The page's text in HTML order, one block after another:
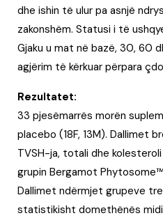
dhe ishin të ulur pa asnjë
zakonshëm. Statusi i të
Gjaku u mat në bazë, 30, 60
agjërim të kërkuar përpara
Rezultatet:
33 pjesëmarrës morën
placebo (18F, 13M). Dallimet
TVSH-ja, totali dhe
grupin Bergamot
Dallimet ndërmjet grupeve
statistikisht domethënës